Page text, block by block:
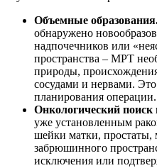
Объемные
обнаружено
надпочечников или
пространства – МРТ
природы,
сосудами и нервами.
планирования операции.
Онкологический поиск
уже установленным
шейки матки,
забрюшинного
исключения или